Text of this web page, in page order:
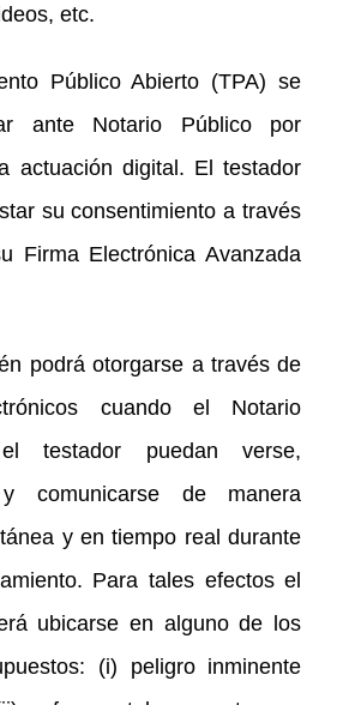
etc.
Público Abierto (TPA) se
ante Notario Público por
actuación digital. El testador
su consentimiento a través
Firma Electrónica Avanzada
podrá otorgarse a través de
cuando el Notario
testador puedan verse,
y comunicarse de manera
y en tiempo real durante
Para tales efectos el
ubicarse en alguno de los
(i) peligro inminente